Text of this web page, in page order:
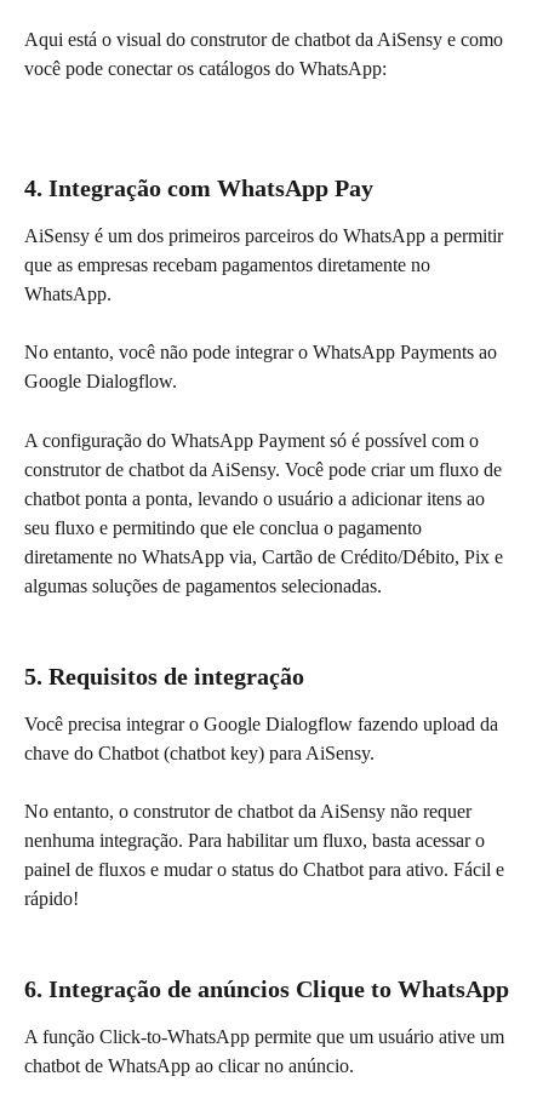
Aqui está o visual do construtor de chatbot da AiSensy e como
você pode conectar os catálogos do WhatsApp:
4. Integração com WhatsApp Pay
AiSensy é um dos primeiros parceiros do WhatsApp a permitir
que as empresas recebam pagamentos diretamente no
WhatsApp.
No entanto, você não pode integrar o WhatsApp Payments ao
Google Dialogflow.
A configuração do WhatsApp Payment só é possível com o
construtor de chatbot da AiSensy. Você pode criar um fluxo de
chatbot ponta a ponta, levando o usuário a adicionar itens ao
seu fluxo e permitindo que ele conclua o pagamento
diretamente no WhatsApp via, Cartão de Crédito/Débito, Pix e
algumas soluções de pagamentos selecionadas.
5. Requisitos de integração
Você precisa integrar o Google Dialogflow fazendo upload da
chave do Chatbot (chatbot key) para AiSensy.
No entanto, o construtor de chatbot da AiSensy não requer
nenhuma integração. Para habilitar um fluxo, basta acessar o
painel de fluxos e mudar o status do Chatbot para ativo. Fácil e
rápido!
6. Integração de anúncios Clique to WhatsApp
A função Click-to-WhatsApp permite que um usuário ative um
chatbot de WhatsApp ao clicar no anúncio.